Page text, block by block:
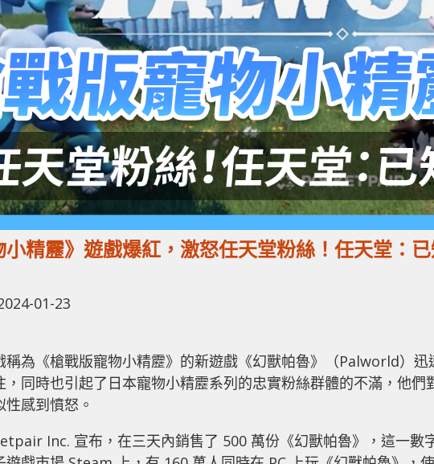
小精靂》遊戲爆紅，激怒任天堂粉絲！任天堂：
01-23
稱為《槍戰版寵物小精靂》的新遊戲《幻獸帕魯》（Palworld）迅
，同時也引起了日本寵物小精靂系列的忠實粉絲群體的不滿，他們
感到憤怒。
Inc. 宣布，在三天內銷售了 500 萬份《幻獸帕魯》，這一數